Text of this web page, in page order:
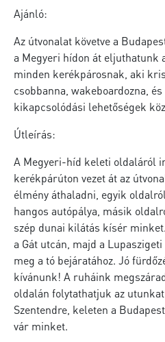
Ajánló:
Az útvonalat követve a
a Megyeri hídon át eljuthatunk
minden kerékpárosnak, aki
csobbanna, wakeboardozna,
kikapcsolódási lehetőségek
Útleírás:
A Megyeri-híd keleti oldaláról
kerékpárúton vezet át az
élmény áthaladni, egyik
hangos autópálya, másik
szép dunai kilátás kísér
a Gát utcán, majd a
meg a tó bejáratához. Jó
kívánunk! A ruháink
oldalán folytathatjuk az
Szentendre, keleten a
vár minket.